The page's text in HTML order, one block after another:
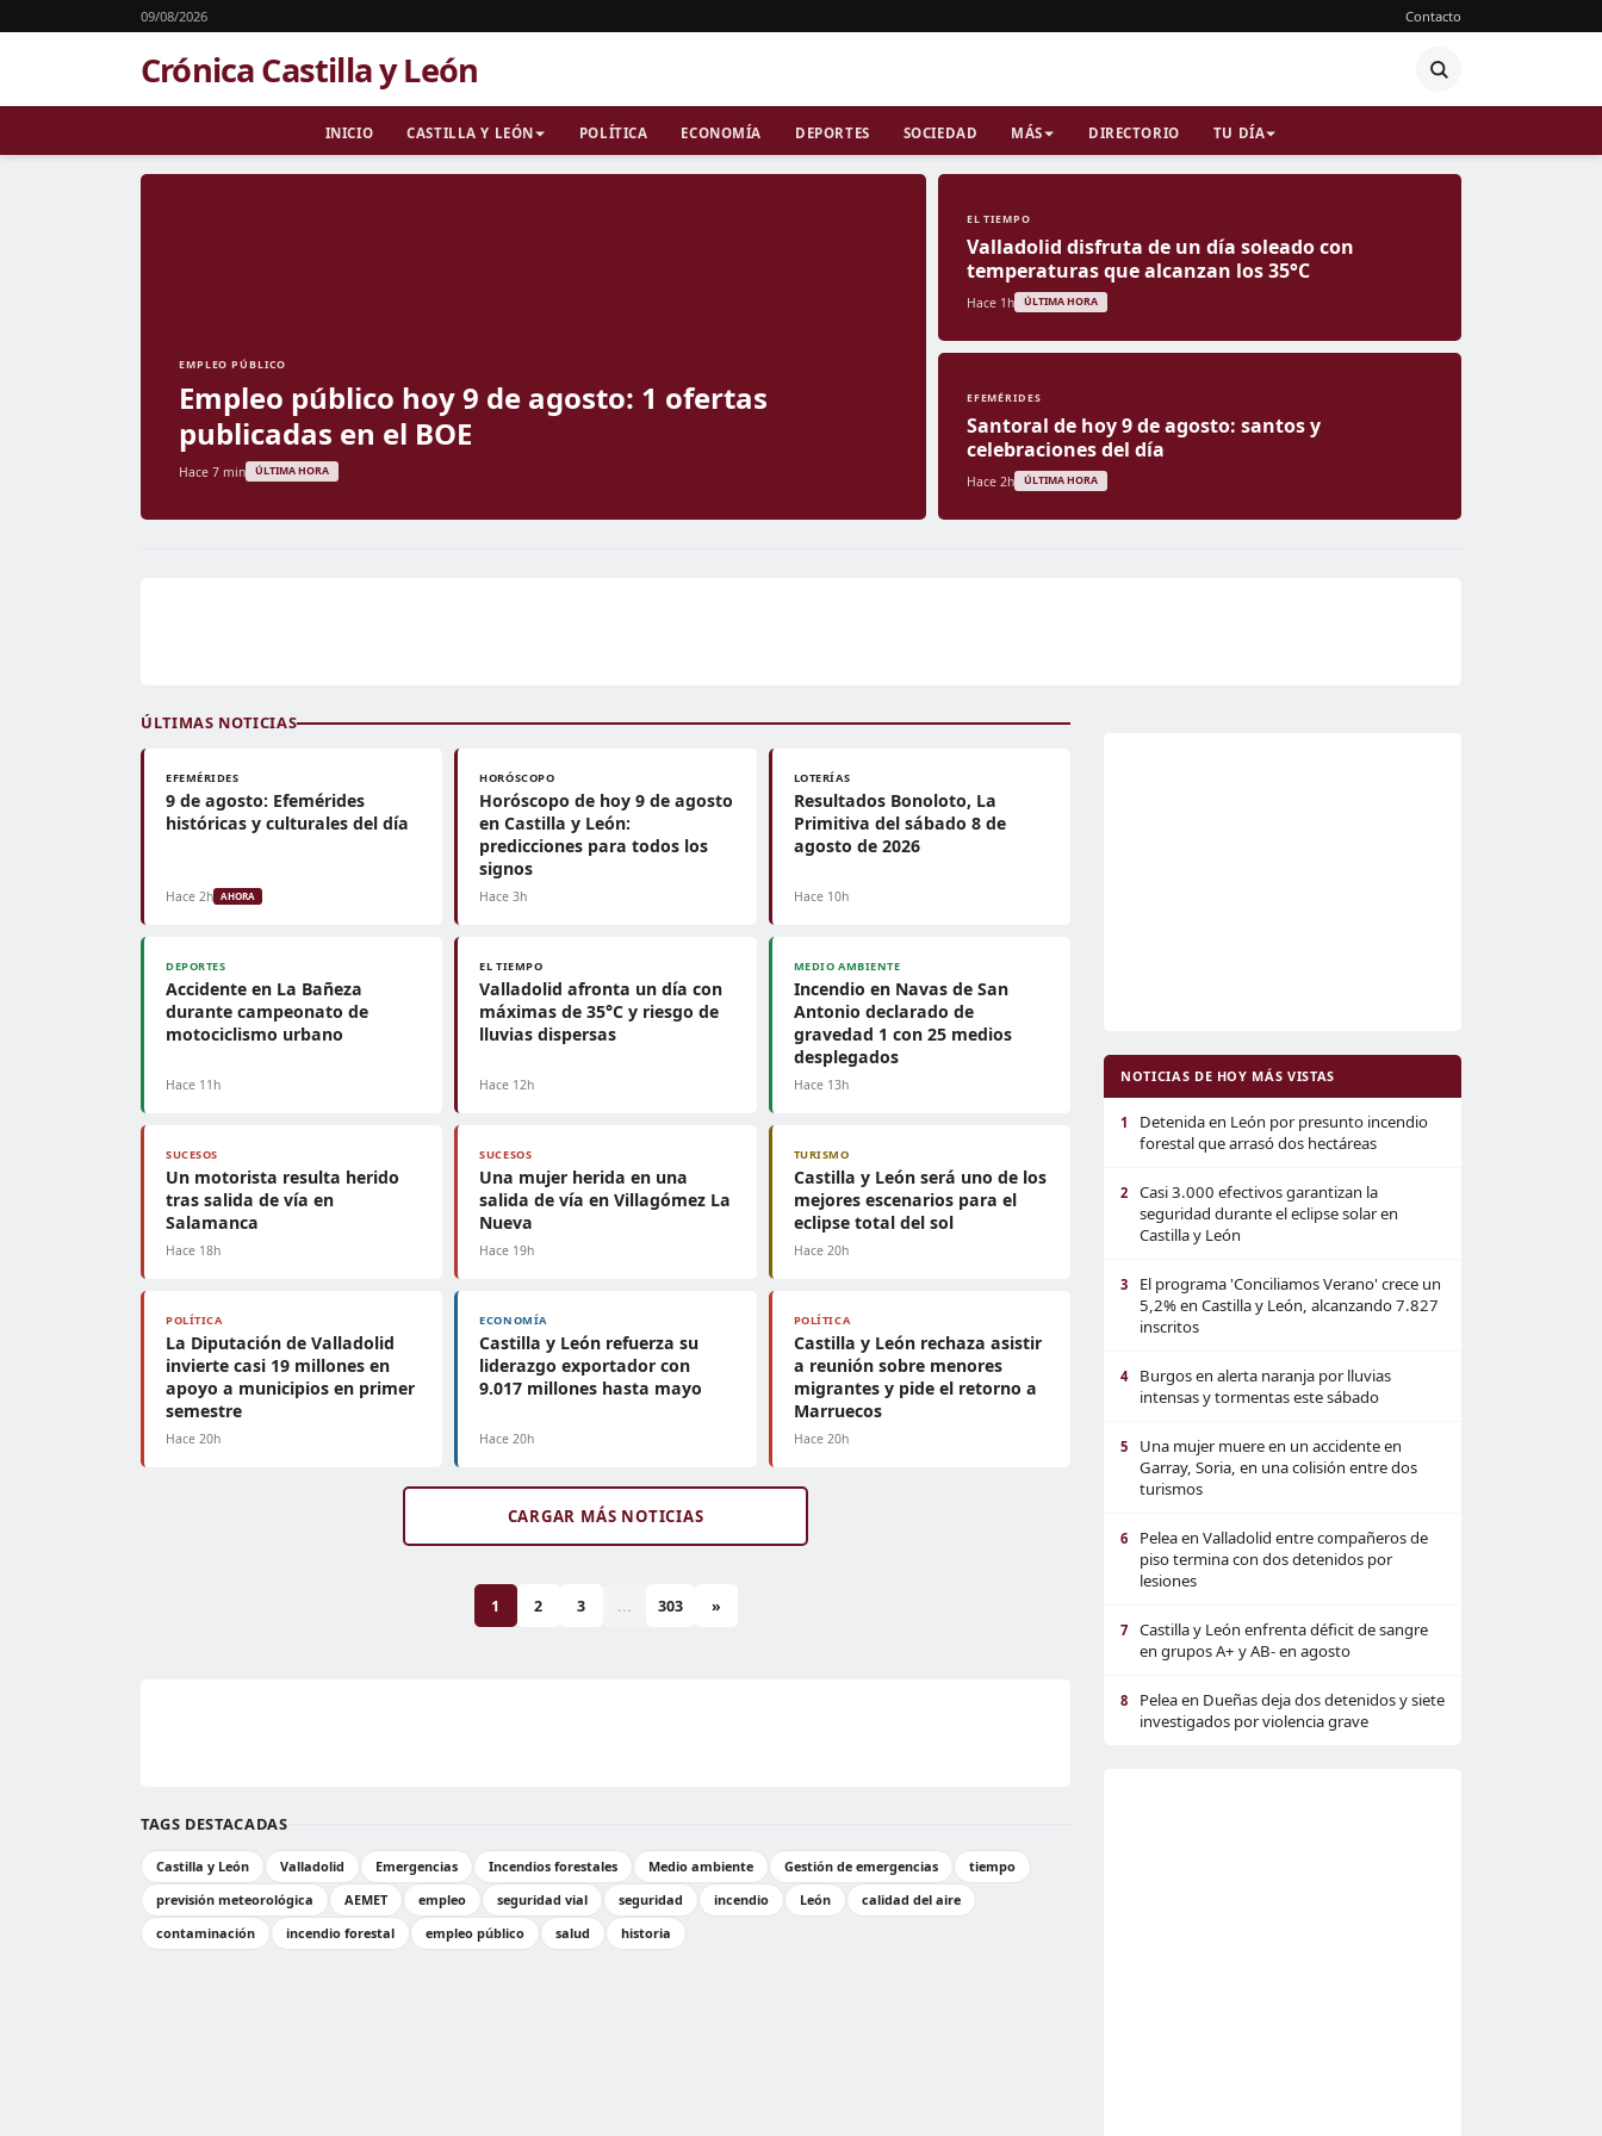
09/08/2026 Contacto
Crónica Castilla y León
INICIO CASTILLA Y LEÓN POLÍTICA ECONOMÍA DEPORTES SOCIEDAD MÁS DIRECTORIO TU DÍA
EMPLEO PÚBLICO
Empleo público hoy 9 de agosto: 1 ofertas
publicadas en el BOE
Hace 7 min ÚLTIMA HORA
EL TIEMPO
Valladolid disfruta de un día soleado con
temperaturas que alcanzan los 35°C
Hace 1h ÚLTIMA HORA
EFEMÉRIDES
Santoral de hoy 9 de agosto: santos y
celebraciones del día
Hace 2h ÚLTIMA HORA
ÚLTIMAS NOTICIAS
EFEMÉRIDES
9 de agosto: Efemérides
históricas y culturales del día
Hace 2h AHORA
HORÓSCOPO
Horóscopo de hoy 9 de agosto
en Castilla y León:
predicciones para todos los
signos
Hace 3h
LOTERÍAS
Resultados Bonoloto, La
Primitiva del sábado 8 de
agosto de 2026
Hace 10h
DEPORTES
Accidente en La Bañeza
durante campeonato de
motociclismo urbano
Hace 11h
EL TIEMPO
Valladolid afronta un día con
máximas de 35°C y riesgo de
lluvias dispersas
Hace 12h
MEDIO AMBIENTE
Incendio en Navas de San
Antonio declarado de
gravedad 1 con 25 medios
desplegados
Hace 13h
SUCESOS
Un motorista resulta herido
tras salida de vía en
Salamanca
Hace 18h
SUCESOS
Una mujer herida en una
salida de vía en Villagómez La
Nueva
Hace 19h
TURISMO
Castilla y León será uno de los
mejores escenarios para el
eclipse total del sol
Hace 20h
POLÍTICA
La Diputación de Valladolid
invierte casi 19 millones en
apoyo a municipios en primer
semestre
Hace 20h
ECONOMÍA
Castilla y León refuerza su
liderazgo exportador con
9.017 millones hasta mayo
Hace 20h
POLÍTICA
Castilla y León rechaza asistir
a reunión sobre menores
migrantes y pide el retorno a
Marruecos
Hace 20h
CARGAR MÁS NOTICIAS
1 2 3 ... 303 »
TAGS DESTACADAS
Castilla y León Valladolid Emergencias Incendios forestales Medio ambiente Gestión de emergencias
tiempo
previsión meteorológica
AEMET empleo seguridad vial seguridad incendio León
calidad del aire
contaminación
incendio forestal empleo público salud historia
NOTICIAS DE HOY MÁS VISTAS
1
Detenida en León por presunto incendio
forestal que arrasó dos hectáreas
2
Casi 3.000 efectivos garantizan la
seguridad durante el eclipse solar en
Castilla y León
3
El programa 'Conciliamos Verano' crece un
5,2% en Castilla y León, alcanzando 7.827
inscritos
4
Burgos en alerta naranja por lluvias
intensas y tormentas este sábado
5
Una mujer muere en un accidente en
Garray, Soria, en una colisión entre dos
turismos
6
Pelea en Valladolid entre compañeros de
piso termina con dos detenidos por
lesiones
7
Castilla y León enfrenta déficit de sangre
en grupos A+ y AB- en agosto
8
Pelea en Dueñas deja dos detenidos y siete
investigados por violencia grave